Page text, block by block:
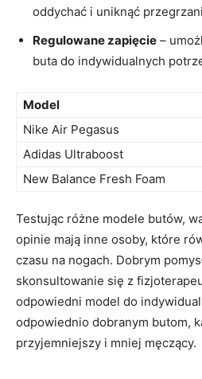
oddychać i uniknąć
Regulowane zapięcie –
buta‍ do indywidualnych
Model
Nike Air Pegasus
Adidas Ultraboost
New Balance Fresh ​Foam
Testując różne ⁣modele butów,
opinie‍ mają inne osoby, które
czasu na nogach. ⁤Dobrym
skonsultowanie się z
odpowiedni ⁢model⁣ do
odpowiednio dobranym butom,
przyjemniejszy i mniej męczący.